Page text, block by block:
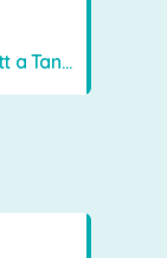
Élményekkel teli délelőtt a Tanyacsárdában